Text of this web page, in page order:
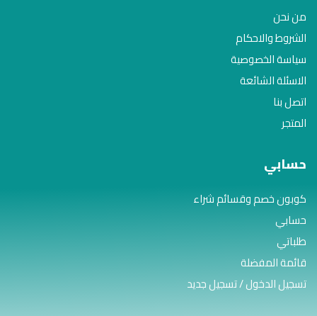
من نحن
الشروط والاحكام
سياسة الخصوصية
الاسئلة الشائعة
اتصل بنا
المتجر
حسابي
كوبون خصم وقسائم شراء
حسابي
طلباتي
قائمة المفضلة
تسجيل الدخول / تسجيل جديد